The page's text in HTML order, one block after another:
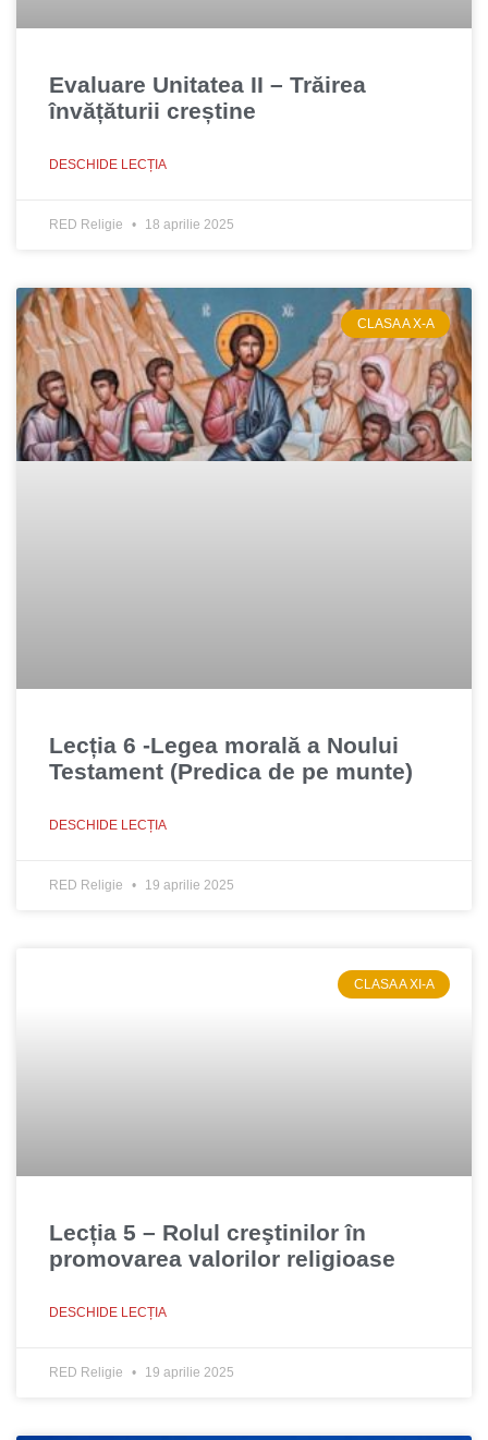
Evaluare Unitatea II – Trăirea
învățăturii creștine
DESCHIDE LECȚIA
RED Religie 18 aprilie 2025
CLASA A X-A
Lecția 6 -Legea morală a Noului
Testament (Predica de pe munte)
DESCHIDE LECȚIA
RED Religie 19 aprilie 2025
CLASA A XI-A
Lecția 5 – Rolul creştinilor în
promovarea valorilor religioase
DESCHIDE LECȚIA
RED Religie 19 aprilie 2025